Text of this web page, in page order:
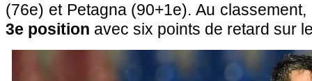
(76e) et Petagna (90+1e). Au classement,
3e position avec six points de retard sur